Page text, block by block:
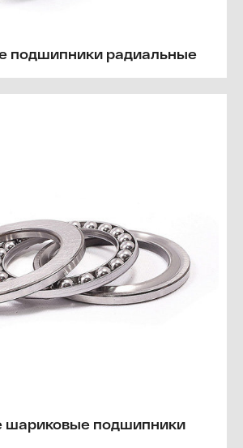
подшипники радиальные
шариковые подшипники